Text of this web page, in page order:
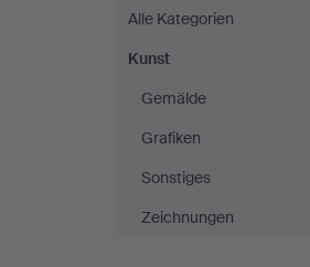
bei
Karlstad
Hammarö
Auktionsverk
Alle Kategorien
Kunst
Gemälde
Grafiken
Sonstiges
Zeichnungen